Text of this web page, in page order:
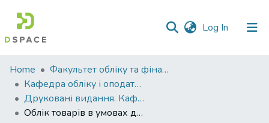
Log In (current)
Communities
&
Collections
Home
Факультет обліку та фінансів
Кафедра обліку і оподаткування
Друковані видання. Кафедра обліку і оподаткування
Облік товарів в умовах діджиталізації